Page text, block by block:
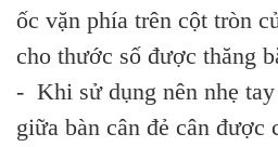
ốc vặn phía trên cột tròn
cho thước số được thăng
- Khi sử dụng nên nhẹ
giữa bàn cân đẻ cân được